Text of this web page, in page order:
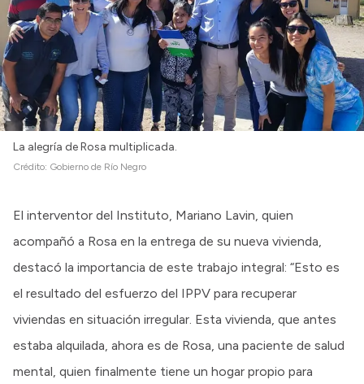
La alegría de Rosa multiplicada.
Crédito: Gobierno de Río Negro
El interventor del Instituto, Mariano Lavin, quien
acompañó a Rosa en la entrega de su nueva vivienda,
destacó la importancia de este trabajo integral: “Esto es
el resultado del esfuerzo del IPPV para recuperar
viviendas en situación irregular. Esta vivienda, que antes
estaba alquilada, ahora es de Rosa, una paciente de salud
mental, quien finalmente tiene un hogar propio para